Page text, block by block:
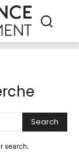
Search
search.